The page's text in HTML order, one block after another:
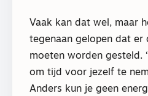
Vaak kan dat wel, maar
tegenaan gelopen dat er
moeten worden gesteld.
om tijd voor jezelf te
Anders kun je geen